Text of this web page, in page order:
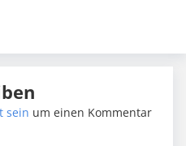
sein um einen Kommentar